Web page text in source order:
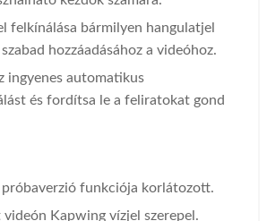
felkínálása bármilyen hangulatjel
hozzáadásához a videóhoz.
ingyenes automatikus
és fordítsa le a feliratokat gond
próbaverzió funkciója korlátozott.
Kapwing vízjel szerepel.